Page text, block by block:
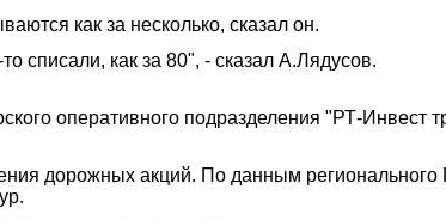
как за несколько, сказал он.
списали, как за 80", - сказал А.Лядусов.
оперативного подразделения "РТ-
дорожных акций. По данным